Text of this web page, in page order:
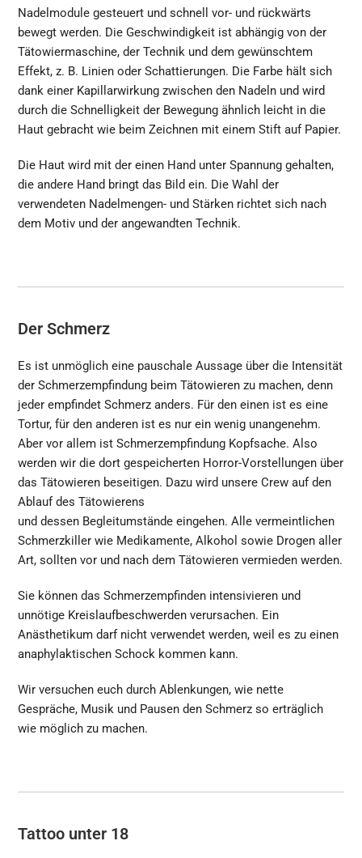
Nadelmodule gesteuert und schnell vor- und rückwärts
bewegt werden. Die Geschwindigkeit ist abhängig von der
Tätowiermaschine, der Technik und dem gewünschtem
Effekt, z. B. Linien oder Schattierungen. Die Farbe hält sich
dank einer Kapillarwirkung zwischen den Nadeln und wird
durch die Schnelligkeit der Bewegung ähnlich leicht in die
Haut gebracht wie beim Zeichnen mit einem Stift auf Papier.
Die Haut wird mit der einen Hand unter Spannung gehalten,
die andere Hand bringt das Bild ein. Die Wahl der
verwendeten Nadelmengen- und Stärken richtet sich nach
dem Motiv und der angewandten Technik.
Der Schmerz
Es ist unmöglich eine pauschale Aussage über die Intensität
der Schmerzempfindung beim Tätowieren zu machen, denn
jeder empfindet Schmerz anders. Für den einen ist es eine
Tortur, für den anderen ist es nur ein wenig unangenehm.
Aber vor allem ist Schmerzempfindung Kopfsache. Also
werden wir die dort gespeicherten Horror-Vorstellungen über
das Tätowieren beseitigen. Dazu wird unsere Crew auf den
Ablauf des Tätowierens
und dessen Begleitumstände eingehen. Alle vermeintlichen
Schmerzkiller wie Medikamente, Alkohol sowie Drogen aller
Art, sollten vor und nach dem Tätowieren vermieden werden.
Sie können das Schmerzempfinden intensivieren und
unnötige Kreislaufbeschwerden verursachen. Ein
Anästhetikum darf nicht verwendet werden, weil es zu einen
anaphylaktischen Schock kommen kann.
Wir versuchen euch durch Ablenkungen, wie nette
Gespräche, Musik und Pausen den Schmerz so erträglich
wie möglich zu machen.
Tattoo unter 18